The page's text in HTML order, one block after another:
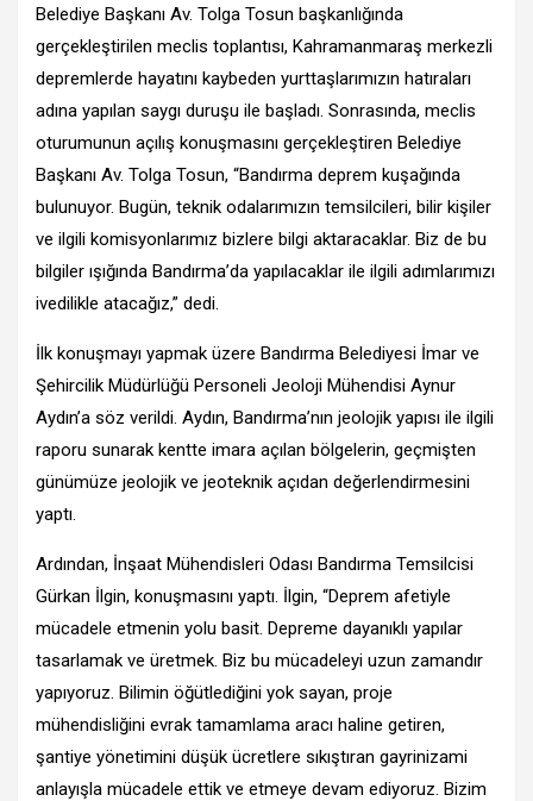
Belediye Başkanı Av. Tolga Tosun başkanlığında
gerçekleştirilen meclis toplantısı, Kahramanmaraş merkezli
depremlerde hayatını kaybeden yurttaşlarımızın hatıraları
adına yapılan saygı duruşu ile başladı. Sonrasında, meclis
oturumunun açılış konuşmasını gerçekleştiren Belediye
Başkanı Av. Tolga Tosun, “Bandırma deprem kuşağında
bulunuyor. Bugün, teknik odalarımızın temsilcileri, bilir kişiler
ve ilgili komisyonlarımız bizlere bilgi aktaracaklar. Biz de bu
bilgiler ışığında Bandırma’da yapılacaklar ile ilgili adımlarımızı
ivedilikle atacağız,” dedi.
İlk konuşmayı yapmak üzere Bandırma Belediyesi İmar ve
Şehircilik Müdürlüğü Personeli Jeoloji Mühendisi Aynur
Aydın’a söz verildi. Aydın, Bandırma’nın jeolojik yapısı ile ilgili
raporu sunarak kentte imara açılan bölgelerin, geçmişten
günümüze jeolojik ve jeoteknik açıdan değerlendirmesini
yaptı.
Ardından, İnşaat Mühendisleri Odası Bandırma Temsilcisi
Gürkan İlgin, konuşmasını yaptı. İlgin, “Deprem afetiyle
mücadele etmenin yolu basit. Depreme dayanıklı yapılar
tasarlamak ve üretmek. Biz bu mücadeleyi uzun zamandır
yapıyoruz. Bilimin öğütlediğini yok sayan, proje
mühendisliğini evrak tamamlama aracı haline getiren,
şantiye yönetimini düşük ücretlere sıkıştıran gayrinizami
anlayışla mücadele ettik ve etmeye devam ediyoruz. Bizim